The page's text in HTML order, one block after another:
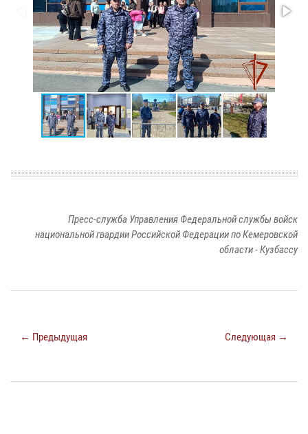
Пресс-служба Управления Федеральной службы войск
национальной гвардии Российской Федерации по Кемеровской
области - Кузбассу
← Предыдущая Следующая →